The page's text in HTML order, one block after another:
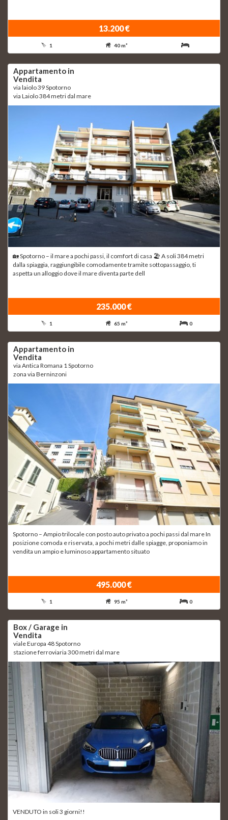
13.200 €
1 40 m²
Appartamento in
Vendita
via laiolo 39 Spotorno
via Laiolo 384 metri dal mare
🏡 Spotorno – il mare a pochi passi, il comfort di casa 🏖 A soli 384 metri
dalla spiaggia, raggiungibile comodamente tramite sottopassaggio, ti
aspetta un alloggio dove il mare diventa parte dell
235.000 €
1 65 m² 0
Appartamento in
Vendita
via Antica Romana 1 Spotorno
zona via Berninzoni
Spotorno – Ampio trilocale con posto auto privato a pochi passi dal mare In
posizione comoda e riservata, a pochi metri dalle spiagge, proponiamo in
vendita un ampio e luminoso appartamento situato
495.000 €
1 95 m² 0
Box / Garage in
Vendita
viale Europa 48 Spotorno
stazione ferroviaria 300 metri dal mare
VENDUTO in soli 3 giorni!!